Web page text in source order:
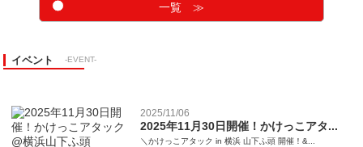
一覧 ≫
イベント -EVENT-
2025/11/06
2025年11月30日開催！かけっこアタ...
＼かけっこアタック in 横浜 山下ふ頭 開催！&...